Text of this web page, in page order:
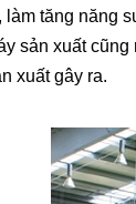
tăng năng
sản xuất
xuất gây ra.